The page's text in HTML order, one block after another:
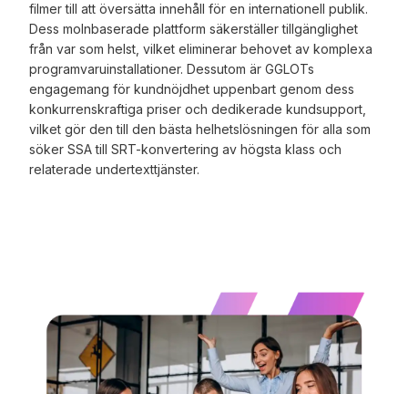
filmer till att översätta innehåll för en internationell publik.
Dess molnbaserade plattform säkerställer tillgänglighet
från var som helst, vilket eliminerar behovet av komplexa
programvaruinstallationer. Dessutom är GGLOTs
engagemang för kundnöjdhet uppenbart genom dess
konkurrenskraftiga priser och dedikerade kundsupport,
vilket gör den till den bästa helhetslösningen för alla som
söker SSA till SRT-konvertering av högsta klass och
relaterade undertexttjänster.